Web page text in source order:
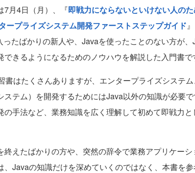
7月4日（月）、『即戦力にならないといけない人の
ープライズシステム開発ファーストステップガイド
ったばかりの新人や、Javaを使ったことのない方が
できるようになるためのノウハウを解説した入門書で
書はたくさんありますが、エンタープライズシステ
ステム）を開発するためにはJava以外の知識が必要
の手法など、業務知識を広く理解して初めて即戦力
えたばかりの方や、突然の辞令で業務アプリケーシ
、Javaの知識だけを深めていくのではなく、本書を